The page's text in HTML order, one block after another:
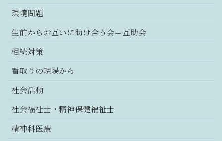
環境問題
生前からお互いに助け合う会＝互助会
相続対策
看取りの現場から
社会活動
社会福祉士・精神保健福祉士
精神科医療